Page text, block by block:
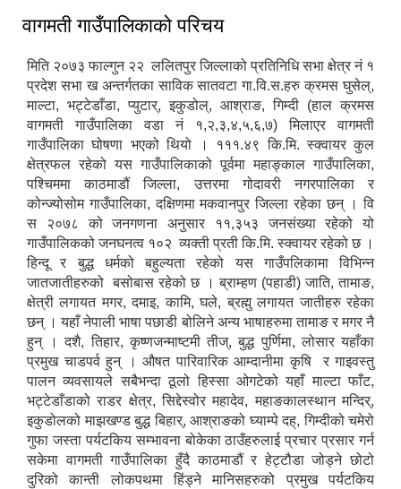
वागमती गाउँपालिकाको परिचय
मिति २०७३ फाल्गुन २२ ललितपुर जिल्लाको प्रतिनिधि सभा क्षेत्र नं १
प्रदेश सभा ख अन्तर्गतका साविक सातवटा गा.वि.स.हरु क्रमस घुसेल्,
माल्टा, भट्टेडाँडा, प्युटार्, इकुडोल्, आश्राङ, गिम्दी (हाल क्रमस
वागमती गाउँपालिका वडा नं १,२,३,४,५,६,७) मिलाएर वागमती
गाउँपालिका घोषणा भएको थियो । १११.४९ कि.मि. स्क्वायर कुल
क्षेत्रफल रहेको यस गाउँपालिकाको पूर्वमा महाङ्काल गाउँपालिका,
पश्चिममा काठमाडौं जिल्ला, उत्तरमा गोदावरी नगरपालिका र
कोन्ज्योसोम गाउँपालिका, दक्षिणमा मकवानपुर जिल्ला रहेका छन् । वि
स २०७८ को जनगणना अनुसार ११,३५३ जनसंख्या रहेको यो
गाउँपालिकको जनघनत्व १०२ व्यक्ती प्रती कि.मि. स्क्वायर रहेको छ ।
हिन्दू र बुद्ध धर्मको बहुल्यता रहेको यस गाउँपलिकामा विभिन्न
जातजातीहरुको बसोबास रहेको छ । ब्राम्हण (पहाडी) जाति, तामाङ,
क्षेत्री लगायत मगर, दमाइ, कामि, घले, ब्रह्मु लगायत जातीहरु रहेका
छन् । यहाँ नेपाली भाषा पछाडी बोलिने अन्य भाषाहरुमा तामाङ र मगर नै
हुन् । दशै, तिहार, कृष्णजन्माष्टमी तीज्, बुद्ध पुर्णिमा, लोसार यहाँका
प्रमुख चाडपर्व हुन् । औषत पारिवारिक आम्दानीमा कृषि र गाइवस्तु
पालन व्यवसायले सबैभन्दा ठूलो हिस्सा ओगटेको यहाँ माल्टा फाँट,
भट्टेडाँडाको राडर क्षेत्र, सिद्देस्वोर महादेव, महाङकालस्थान मन्दिर्,
इकुडोलको माझखण्ड बुद्ध बिहार्, आश्राङको घ्याम्पे दह्, गिम्दीको चमेरो
गुफा जस्ता पर्यटकिय सम्भावना बोकेका ठाउँहरुलाई प्रचार प्रसार गर्न
सकेमा वागमती गाउँपालिका हुँदै काठमाडौं र हेट्टौडा जोड्ने छोटो
दुरिको कान्ती लोकपथमा हिंड्ने मानिसहरुको प्रमुख पर्यटकिय